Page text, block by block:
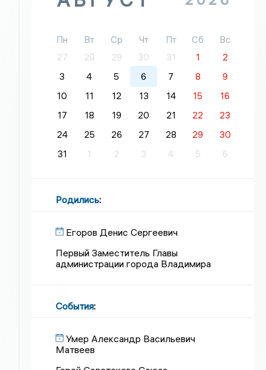
Пн Вт Ср Чт Пт Сб
Вс
27
28 29 30 31 1
2
3
4 5 6 7 8
9
10
11 12 13 14 15
16
17
18 19 20 21 22
23
24
25 26 27 28 29
30
31
1 2 3 4 5 6
Родились:
Егоров Денис Сергеевич
Первый Заместитель Главы
администрации города Владимира
События:
Умер Александр Васильевич
Матвеев